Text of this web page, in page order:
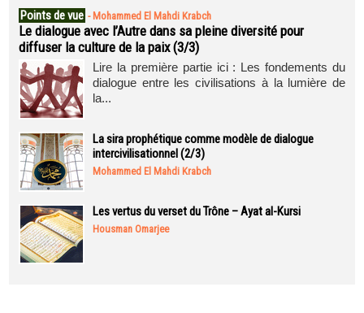
Points de vue - Mohammed El Mahdi Krabch
Le dialogue avec l’Autre dans sa pleine diversité pour
diffuser la culture de la paix (3/3)
Lire la première partie ici : Les fondements du
dialogue entre les civilisations à la lumière de
la...
La sira prophétique comme modèle de dialogue
intercivilisationnel (2/3)
Mohammed El Mahdi Krabch
Les vertus du verset du Trône – Ayat al-Kursi
Housman Omarjee